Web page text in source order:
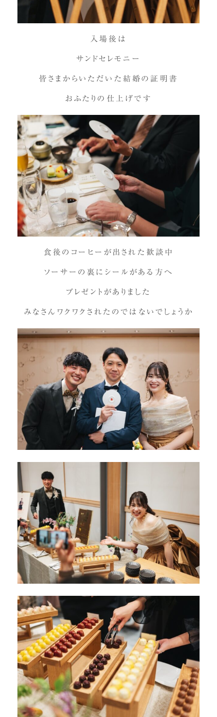
入場後は
サンドセレモニー
皆さまからいただいた結婚の証明書
おふたりの仕上げです
食後のコーヒーが出された歓談中
ソーサーの裏にシールがある方へ
プレゼントがありました
みなさんワクワクされたのではないでしょうか